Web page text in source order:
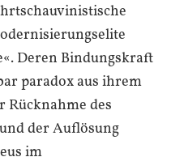
Deren Bindungskraft
paradox aus ihrem
Rücknahme des
der Auflösung
im